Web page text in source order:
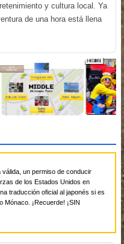
y cultura local. Ya
de una hora está llena
un permiso de conducir
de los Estados Unidos en
traducción oficial al japonés si es
Mónaco. ¡Recuerde! ¡SIN